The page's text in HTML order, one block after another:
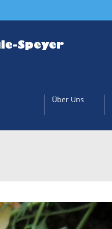
Über Uns